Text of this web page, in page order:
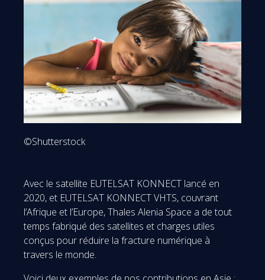
©Shutterstock
Avec le satellite EUTELSAT KONNECT lancé en
2020, et EUTELSAT KONNECT VHTS, couvrant
l’Afrique et l’Europe, Thales Alenia Space a de tout
temps fabriqué des satellites et charges utiles
conçus pour réduire la fracture numérique à
travers le monde.